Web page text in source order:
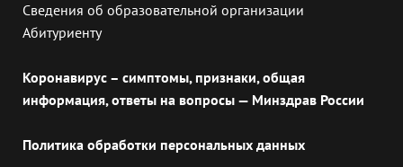
Сведения об образовательной организации
Абитуриенту
Коронавирус – симптомы, признаки, общая
информация, ответы на вопросы — Минздрав России
Политика обработки персональных данных